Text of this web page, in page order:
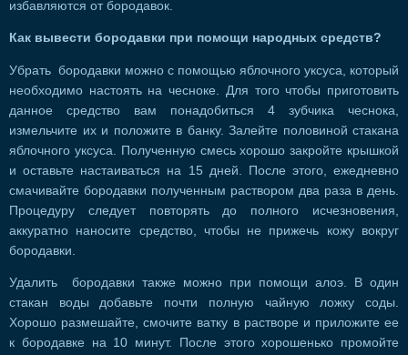
избавляются от бородавок.
Как вывести бородавки при помощи народных средств?
Убрать бородавки можно с помощью яблочного уксуса, который
необходимо настоять на чесноке. Для того чтобы приготовить
данное средство вам понадобиться 4 зубчика чеснока,
измельчите их и положите в банку. Залейте половиной стакана
яблочного уксуса. Полученную смесь хорошо закройте крышкой
и оставьте настаиваться на 15 дней. После этого, ежедневно
смачивайте бородавки полученным раствором два раза в день.
Процедуру следует повторять до полного исчезновения,
аккуратно наносите средство, чтобы не прижечь кожу вокруг
бородавки.
Удалить бородавки также можно при помощи алоэ. В один
стакан воды добавьте почти полную чайную ложку соды.
Хорошо размешайте, смочите ватку в растворе и приложите ее
к бородавке на 10 минут. После этого хорошенько промойте